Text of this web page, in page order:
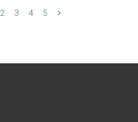
2 3 4 5